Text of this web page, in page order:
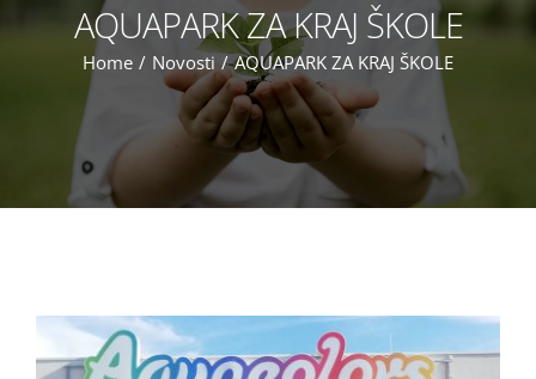
AQUAPARK ZA KRAJ ŠKOLE
Home / Novosti / AQUAPARK ZA KRAJ ŠKOLE
View
Larger